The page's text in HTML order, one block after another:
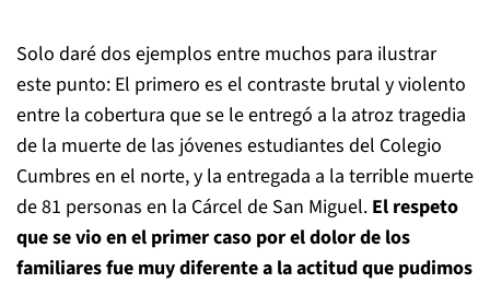
Solo daré dos ejemplos entre muchos para ilustrar
este punto: El primero es el contraste brutal y violento
entre la cobertura que se le entregó a la atroz tragedia
de la muerte de las jóvenes estudiantes del Colegio
Cumbres en el norte, y la entregada a la terrible muerte
de 81 personas en la Cárcel de San Miguel. El respeto
que se vio en el primer caso por el dolor de los
familiares fue muy diferente a la actitud que pudimos